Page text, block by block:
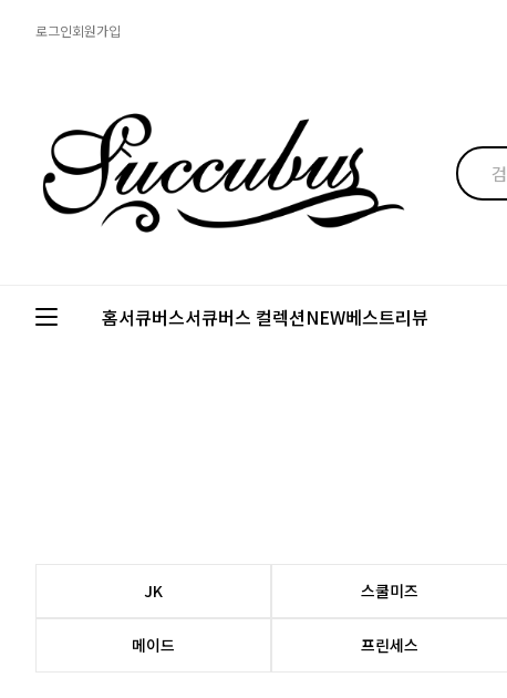
로그인회원가입
홈서큐버스서큐버스 컬렉션NEW베스트리뷰
JK 스쿨미즈
메이드 프린세스